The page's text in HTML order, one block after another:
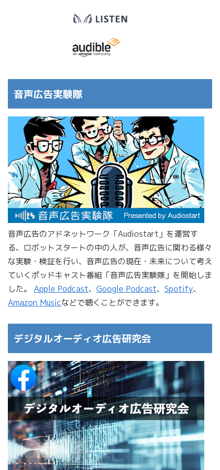
音声広告実験隊
音声広告のアドネットワーク「Audiostart」を運営す
る、ロボットスタートの中の人が、音声広告に関わる様々
な実験・検証を行い、音声広告の現在・未来について考え
ていくポッドキャスト番組「音声広告実験隊」を開始しま
した。 Apple Podcast、 Google Podcast、 Spotify、
Amazon Musicなどで聴くことができます。
デジタルオーディオ広告研究会